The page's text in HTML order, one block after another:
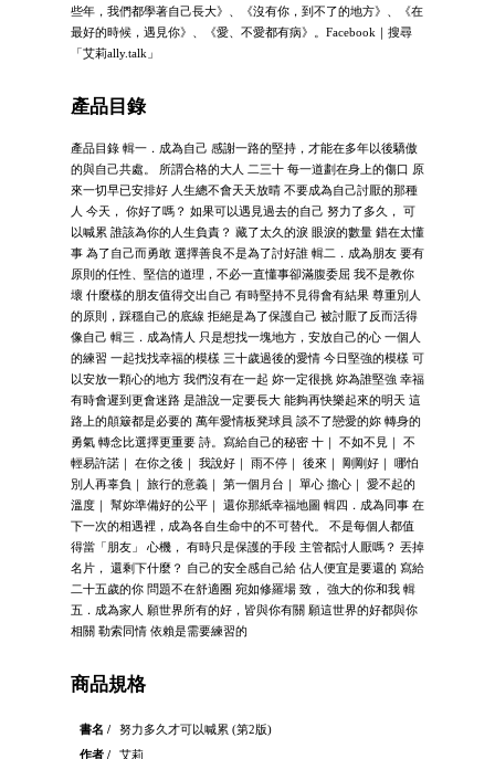
些年，我們都學著自己長大》、《沒有你，到不了的地方》、《在
最好的時候，遇見你》、《愛、不愛都有病》。Facebook｜搜尋
「艾莉ally.talk」
產品目錄
產品目錄 輯一．成為自己 感謝一路的堅持，才能在多年以後驕傲
的與自己共處。 所謂合格的大人 二三十 每一道劃在身上的傷口 原
來一切早已安排好 人生總不會天天放晴 不要成為自己討厭的那種
人 今天， 你好了嗎？ 如果可以遇見過去的自己 努力了多久， 可
以喊累 誰該為你的人生負責？ 藏了太久的淚 眼淚的數量 錯在太懂
事 為了自己而勇敢 選擇善良不是為了討好誰 輯二．成為朋友 要有
原則的任性、堅信的道理，不必一直懂事卻滿腹委屈 我不是教你
壞 什麼樣的朋友值得交出自己 有時堅持不見得會有結果 尊重別人
的原則，踩穩自己的底線 拒絕是為了保護自己 被討厭了反而活得
像自己 輯三．成為情人 只是想找一塊地方，安放自己的心 一個人
的練習 一起找找幸福的模樣 三十歲過後的愛情 今日堅強的模樣 可
以安放一顆心的地方 我們沒有在一起 妳一定很挑 妳為誰堅強 幸福
有時會遲到更會迷路 是誰說一定要長大 能夠再快樂起來的明天 這
路上的顛簸都是必要的 萬年愛情板凳球員 談不了戀愛的妳 轉身的
勇氣 轉念比選擇更重要 詩。寫給自己的秘密 十｜ 不如不見｜ 不
輕易許諾｜ 在你之後｜ 我說好｜ 雨不停｜ 後來｜ 剛剛好｜ 哪怕
別人再辜負｜ 旅行的意義｜ 第一個月台｜ 單心 擔心｜ 愛不起的
溫度｜ 幫妳準備好的公平｜ 還你那紙幸福地圖 輯四．成為同事 在
下一次的相遇裡，成為各自生命中的不可替代。 不是每個人都值
得當「朋友」 心機， 有時只是保護的手段 主管都討人厭嗎？ 丟掉
名片， 還剩下什麼？ 自己的安全感自己給 佔人便宜是要還的 寫給
二十五歲的你 問題不在舒適圈 宛如修羅場 致， 強大的你和我 輯
五．成為家人 願世界所有的好，皆與你有關 願這世界的好都與你
相關 勒索同情 依賴是需要練習的
商品規格
書名 /
努力多久才可以喊累 (第2版)
作者 /
艾莉